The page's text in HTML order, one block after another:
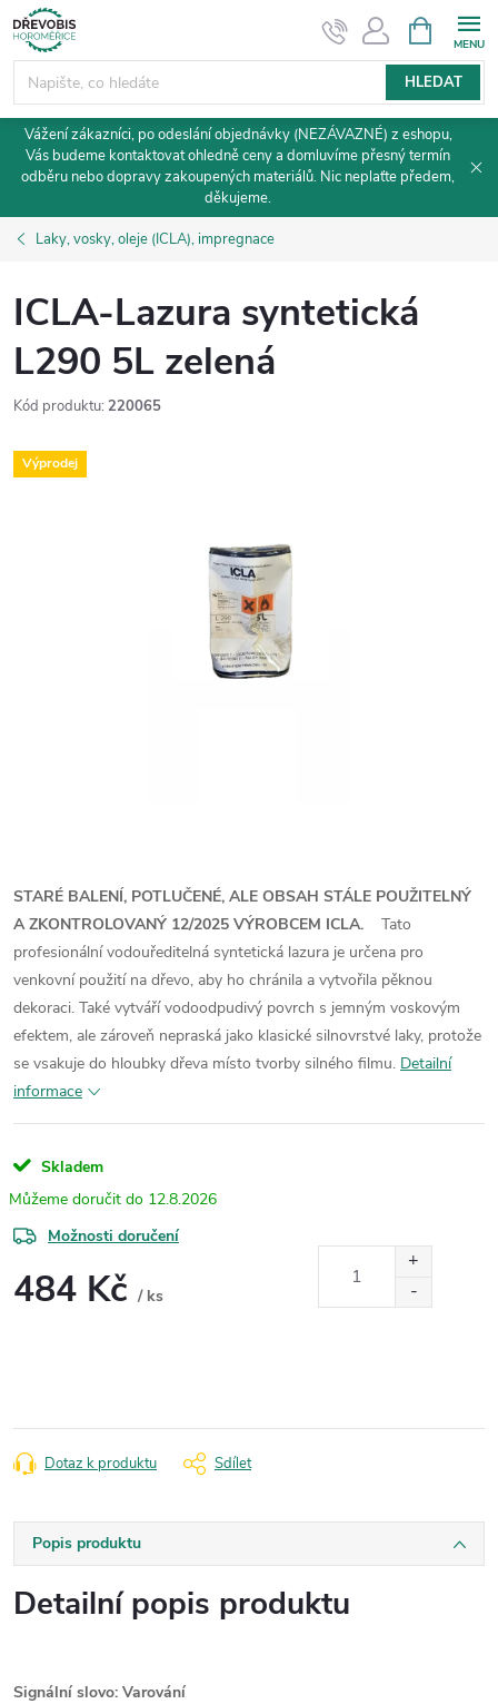
Přejít
na
obsah
HLEDAT
NÁKUPNÍ
KOŠÍK
Vážení zákazníci, po odeslání objednávky (NEZÁVAZNÉ) z eshopu,
Vás budeme kontaktovat ohledně ceny a domluvíme přesný termín
odběru nebo dopravy zakoupených materiálů. Nic neplaťte předem,
děkujeme.
Laky, vosky, oleje (ICLA), impregnace
ICLA-Lazura syntetická
L290 5L zelená
Kód produktu: 220065
Výprodej
STARÉ BALENÍ, POTLUČENÉ, ALE OBSAH STÁLE POUŽITELNÝ
A ZKONTROLOVANÝ 12/2025 VÝROBCEM ICLA.
Tato
profesionální vodouředitelná syntetická lazura je určena pro
venkovní použití na dřevo, aby ho chránila a vytvořila pěknou
dekoraci. Také vytváří vodoodpudivý povrch s jemným voskovým
efektem, ale zároveň nepraská jako klasické silnovrstvé laky, protože
se vsakuje do hloubky dřeva místo tvorby silného filmu. Detailní
informace
Skladem
12.8.2026
Možnosti doručení
484 Kč / ks
Dotaz k produktu Sdílet
Popis produktu
Detailní popis produktu
Signální slovo: Varování